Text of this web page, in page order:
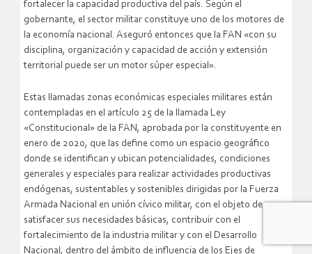
primera Zona Económica Espacial Militar, en Aragua, para
fortalecer la capacidad productiva del país. Según el
gobernante, el sector militar constituye uno de los motores de
la economía nacional. Aseguró entonces que la FAN «con su
disciplina, organización y capacidad de acción y extensión
Estas llamadas zonas económicas especiales militares están
contempladas en el artículo 25 de la llamada Ley
«Constitucional» de la FAN, aprobada por la constituyente en
enero de 2020, que las define como un espacio geográfico
donde se identifican y ubican potencialidades, condiciones
generales y especiales para realizar actividades productivas
endógenas, sustentables y sostenibles dirigidas por la Fuerza
Armada Nacional en unión cívico militar, con el objeto de
satisfacer sus necesidades básicas, contribuir con el